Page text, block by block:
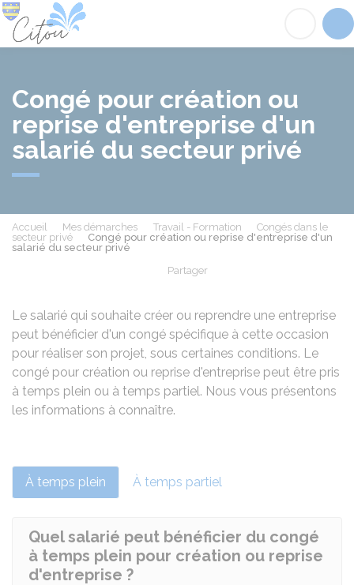
Congé pour création ou
reprise d'entreprise d'un
salarié du secteur privé
Accueil Mes démarches Travail - Formation
Congés dans le
secteur privé
Congé pour création ou reprise d'entreprise d'un
salarié du secteur privé
Partager
Le salarié qui souhaite créer ou reprendre une entreprise
peut bénéficier d'un congé spécifique à cette occasion
pour réaliser son projet, sous certaines conditions. Le
congé pour création ou reprise d'entreprise peut être pris
à temps plein ou à temps partiel. Nous vous présentons
les informations à connaître.
À temps plein À temps partiel
Quel salarié peut bénéficier du congé
à temps plein pour création ou reprise
d'entreprise ?